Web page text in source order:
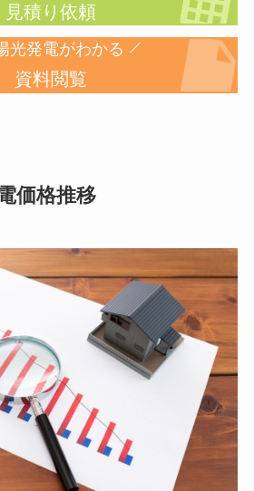
見積り依頼
光発電がわかる
資料閲覧
価格推移